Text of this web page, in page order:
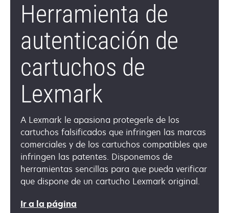
Herramienta de
autenticación de
cartuchos de
Lexmark
A Lexmark le apasiona protegerle de los
cartuchos falsificados que infringen las marcas
comerciales y de los cartuchos compatibles que
infringen las patentes. Disponemos de
herramientas sencillas para que pueda verificar
que dispone de un cartucho Lexmark original.
Ir a la página